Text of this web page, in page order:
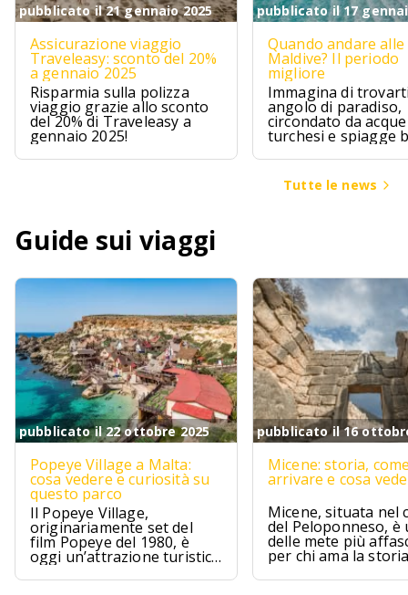
pubblicato il 21 gennaio 2025
Assicurazione viaggio
Traveleasy: sconto del 20%
a gennaio 2025
Risparmia sulla polizza
viaggio grazie allo sconto
del 20% di Traveleasy a
gennaio 2025!
pubblicato il 17
Quando andare alle
Maldive? Il periodo
migliore
Immagina di
angolo di paradiso,
circondato da acque
turchesi e spiagge
Le Maldive sono
questo, un sogno
avvera per chi
un pizzico di
Tutte le news
Guide sui viaggi
pubblicato il 22 ottobre 2025
Popeye Village a Malta:
cosa vedere e curiosità su
questo parco
Il Popeye Village,
originariamente set del
film Popeye del 1980, è
oggi un’attrazione turistica
ad Anchor Bay, Malta.
pubblicato il 16
Micene: storia,
arrivare e cosa
Micene, situata nel
del Peloponneso, è
delle mete più
per chi ama la
l’archeologia.